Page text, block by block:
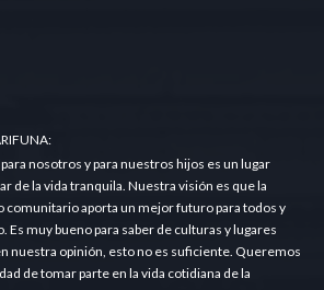
nosotros y para nuestros hijos es un lugar
de la vida tranquila. Nuestra visión es que la
comunitario aporta un mejor futuro para todos y
Es muy bueno para saber de culturas y lugares
nuestra opinión, esto no es suficiente. Queremos
de tomar parte en la vida cotidiana de la